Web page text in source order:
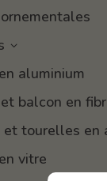
aluminium
balcon en
et tourelles en
vitre